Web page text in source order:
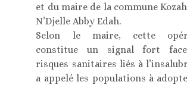
et du maire de la commune Kozah
N’Djelle Abby Edah.
Selon le maire, cette
constitue un signal fort
risques sanitaires liés à
a appelé les populations à